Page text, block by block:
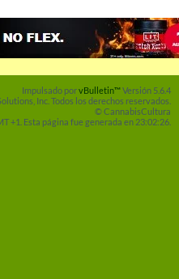
Impulsado porvBulletin™Versión 5.6.4
Inc. Todos los derechos reservados.
© CannabisCultura
+1. Esta página fue generada en 23:02:26.